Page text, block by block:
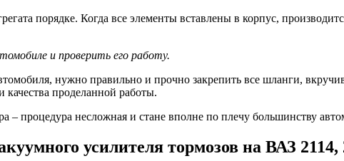
порядке. Когда все элементы вставлены в корпус,
и проверить его работу.
нужно правильно и прочно закрепить все шланги,
качества проделанной работы.
– процедура несложная и стане вполне по плечу большинству
усилителя тормозов на ВАЗ 2114,